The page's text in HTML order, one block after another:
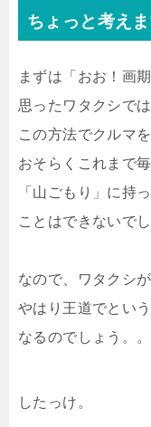
ちょっと考えま
まずは「おお！画
思ったワタクシでは
この方法でクルマ
おそらくこれまで
「山ごもり」に持
ことはできないでし
なので、ワタクシ
やはり王道でとい
なるのでしょう。。
したっけ。